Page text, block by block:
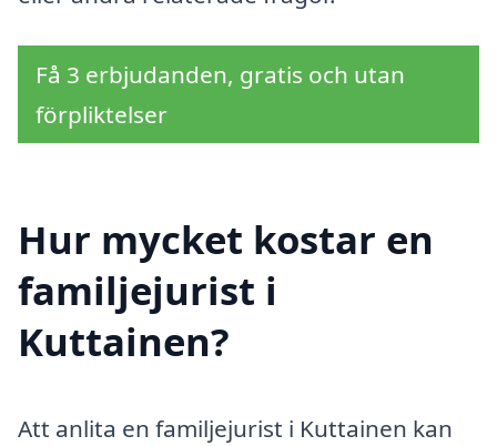
Få 3 erbjudanden, gratis och utan
förpliktelser
Hur mycket kostar en
familjejurist i
Kuttainen?
Att anlita en familjejurist i Kuttainen kan